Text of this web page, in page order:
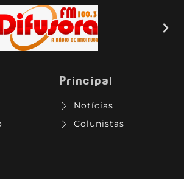
Principal
Notícias
Colunistas